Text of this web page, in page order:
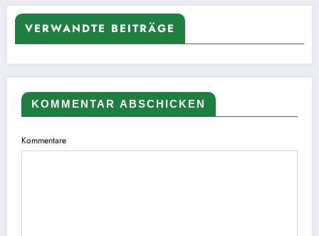
VERWANDTE BEITRÄGE
KOMMENTAR ABSCHICKEN
Kommentare